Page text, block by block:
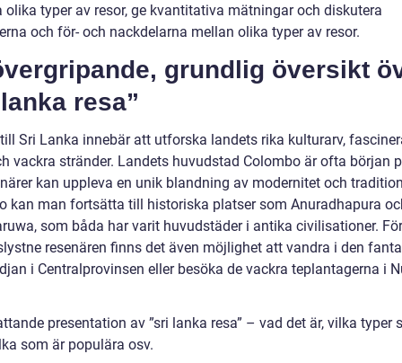
olika typer av resor, ge kvantitativa mätningar och diskutera
och för- och nackdelarna mellan olika typer av resor.
grundlig översikt
resa”
Sri Lanka innebär att utforska landets rika kulturarv,
vackra stränder. Landets huvudstad Colombo är ofta början
kan uppleva en unik blandning av modernitet och
kan man fortsätta till historiska platser som Anuradhapura
som båda har varit huvudstäder i antika civilisationer.
resenären finns det även möjlighet att vandra i den
i Centralprovinsen eller besöka de vackra teplantagerna i
presentation av ”sri lanka resa” – vad det är, vilka typer
som är populära osv.